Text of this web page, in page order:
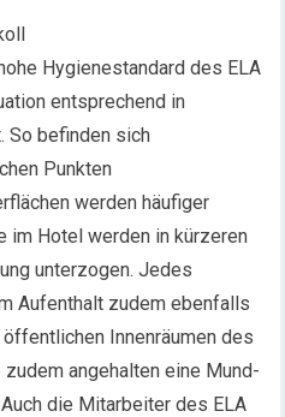
Hygienestandard des ELA
entsprechend in
So befinden sich
Punkten
werden häufiger
im Hotel werden in kürzeren
unterzogen. Jedes
Aufenthalt zudem ebenfalls
Innenräumen des
angehalten eine Mund-
die Mitarbeiter des ELA